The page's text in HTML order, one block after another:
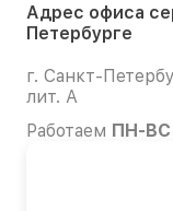
Адрес офиса
Петербурге
г. Санкт-
лит. А
Работаем ПН-ВС